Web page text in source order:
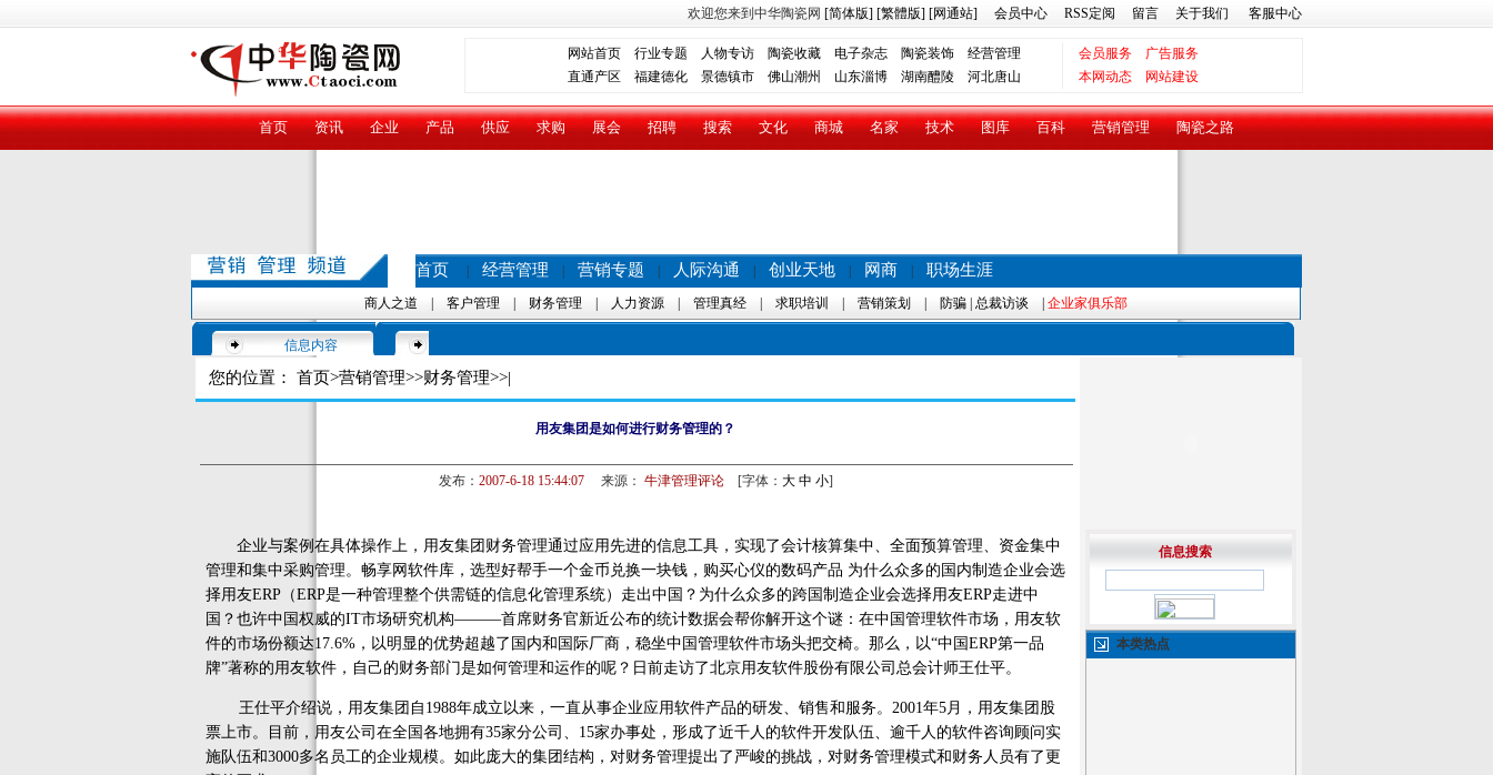
欢迎您来到中华陶瓷网 [简体版] [繁體版] [网通站] 会员中心 RSS定阅 留言 关于我们 客服中心
网站首页 行业专题 人物专访 陶瓷收藏 电子杂志 陶瓷装饰 经营管理 会员服务
广告服务
直通产区 福建德化 景德镇市 佛山潮州 山东淄博 湖南醴陵 河北唐山 本网动态 网站建设
首页 资讯 企业 产品 供应 求购 展会 招聘 搜索 文化 商城 名家 技术 图库 百科 营销管理 陶瓷之路
首页 经营管理 营销专题 人际沟通 创业天地 网商 职场生涯
商人之道 客户管理 财务管理 人力资源 管理真经 求职培训 营销策划 防骗 总裁访谈 企业家俱乐部
信息内容
您的位置： 首页>营销管理>>财务管理>>|
用友集团是如何进行财务管理的？
发布： 2007-6-18 15:44:07来源： 牛津管理评论[字体： 大 中 小]
企业与案例在具体操作上，用友集团财务管理通过应用先进的信息工具，实现了会计核算集中、全面预算管理、资金集中
管理和集中采购管理。畅享网软件库，选型好帮手一个金币兑换一块钱，购买心仪的数码产品 为什么众多的国内制造企业会选
择用友ERP（ERP是一种管理整个供需链的信息化管理系统）走出中国？为什么众多的跨国制造企业会选择用友ERP走进中
国？也许中国权威的IT市场研究机构———首席财务官新近公布的统计数据会帮你解开这个谜：在中国管理软件市场，用友软
件的市场份额达17.6%，以明显的优势超越了国内和国际厂商，稳坐中国管理软件市场头把交椅。那么，以“中国ERP第一品
牌”著称的用友软件，自己的财务部门是如何管理和运作的呢？日前走访了北京用友软件股份有限公司总会计师王仕平。
王仕平介绍说，用友集团自1988年成立以来，一直从事企业应用软件产品的研发、销售和服务。2001年5月，用友集团股
票上市。目前，用友公司在全国各地拥有35家分公司、15家办事处，形成了近千人的软件开发队伍、逾千人的软件咨询顾问实
施队伍和3000多名员工的企业规模。如此庞大的集团结构，对财务管理提出了严峻的挑战，对财务管理模式和财务人员有了更
信息搜索
本类热点